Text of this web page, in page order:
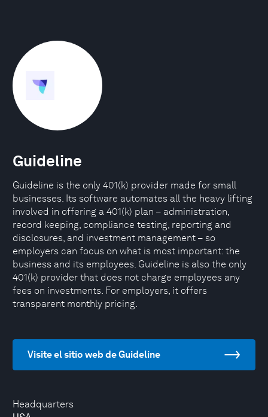
Headquarters
Guideline
Guideline is the only 401(k) provider made for small
businesses. Its software automates all the heavy lifting
involved in offering a 401(k) plan – administration,
record keeping, compliance testing, reporting and
disclosures, and investment management – so
employers can focus on what is most important: the
business and its employees. Guideline is also the only
401(k) provider that does not charge employees any
fees on investments. For employers, it offers
transparent monthly pricing.
Visite el sitio web de Guideline